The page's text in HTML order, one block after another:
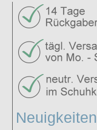
Neuigkeiten